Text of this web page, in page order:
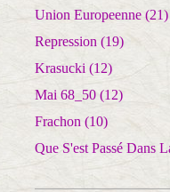
Union Europeenne (21)
Repression (19)
Krasucki (12)
Mai 68_50 (12)
Frachon (10)
Que S'est Passé Dans